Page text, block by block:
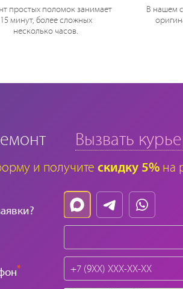
простых поломок занимает
15 минут, более сложных
несколько часов.
В нашем
Вызвать
и получите скидку 5% на
*